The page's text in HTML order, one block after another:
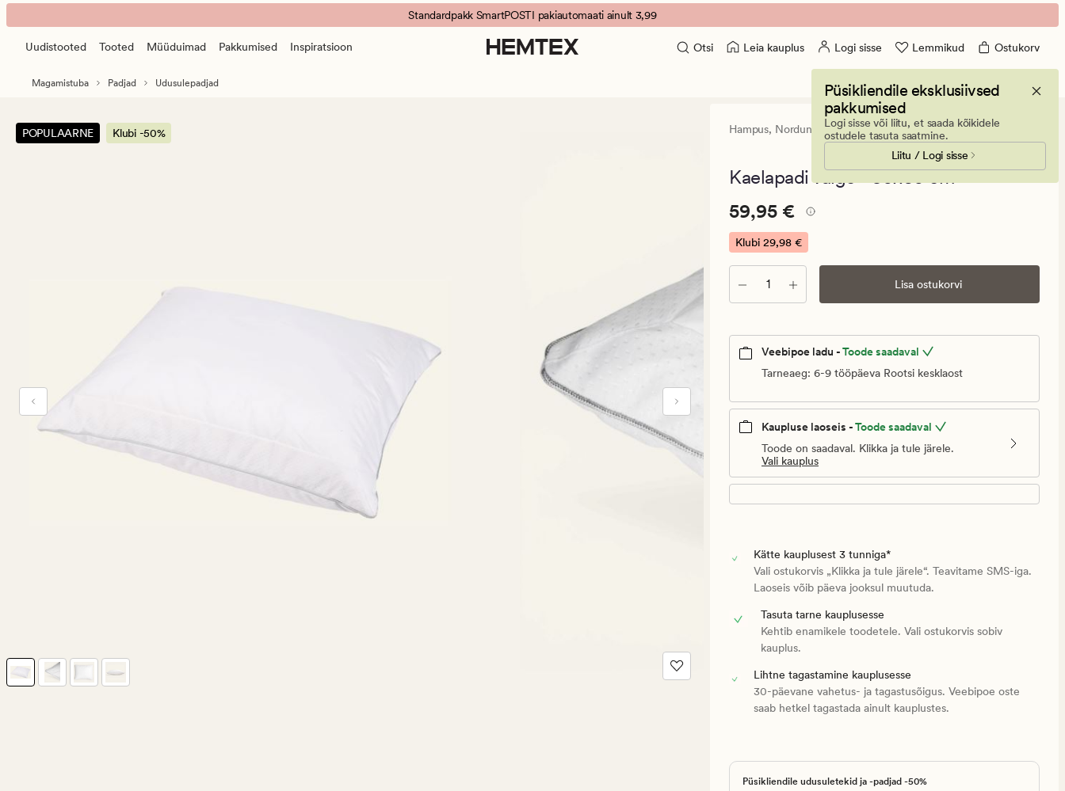
Hampus
kaelapadi
valge
banner.
Press
Standardpakk SmartPOSTI pakiautomaati ainult 3,99
Uudistooted Tooted Müüduimad Pakkumised Inspiratsioon Otsi Leia kauplus Logi sisse Lemmikud Ostukorv
Püsikliendile eksklusiivsed
pakkumised
Logi sisse või liitu, et saada kõikidele
ostudele tasuta saatmine.
Liitu / Logi sisse
Magamistuba Padjad Udusulepadjad
POPULAARNE Klubi -50% Hampus, Nordun
arvustust
hinnanguga
4.5
4.5
Kaelapadi valge - 50x60 cm
Pris_ee
59,95
€.
Klubi
29,98
€
Pris_ee 59,95 €
59,95 €
Klubi 29,98 €
Kogus Lisa ostukorvi
Veebipoe ladu -Toode saadaval
Tarneaeg: 6-9 tööpäeva Rootsi kesklaost
Kaupluse laoseis -Toode saadaval
Toode on saadaval. Klikka ja tule järele.
Vali kauplus
Kätte kauplusest 3 tunniga*
Vali ostukorvis „Klikka ja tule järele“. Teavitame SMS-iga.
Laoseis võib päeva jooksul muutuda.
Tasuta tarne kauplusesse
Kehtib enamikele toodetele. Vali ostukorvis sobiv
kauplus.
Lihtne tagastamine kauplusesse
30-päevane vahetus- ja tagastusõigus. Veebipoe oste
saab hetkel tagastada ainult kauplustes.
Püsikliendile udusuletekid ja -padjad -50%